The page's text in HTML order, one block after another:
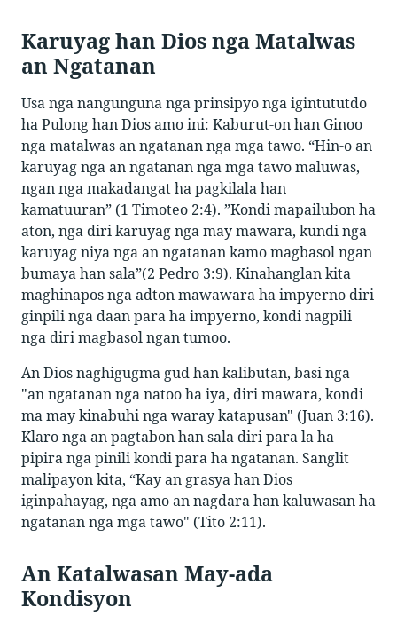
Karuyag han Dios nga Matalwas
an Ngatanan
Usa nga nangunguna nga prinsipyo nga igintututdo
ha Pulong han Dios amo ini: Kaburut-on han Ginoo
nga matalwas an ngatanan nga mga tawo. “Hin-o an
karuyag nga an ngatanan nga mga tawo maluwas,
ngan nga makadangat ha pagkilala han
kamatuuran” (1 Timoteo 2:4). ”Kondi mapailubon ha
aton, nga diri karuyag nga may mawara, kundi nga
karuyag niya nga an ngatanan kamo magbasol ngan
bumaya han sala”(2 Pedro 3:9). Kinahanglan kita
maghinapos nga adton mawawara ha impyerno diri
ginpili nga daan para ha impyerno, kondi nagpili
nga diri magbasol ngan tumoo.
An Dios naghigugma gud han kalibutan, basi nga
"an ngatanan nga natoo ha iya, diri mawara, kondi
ma may kinabuhi nga waray katapusan" (Juan 3:16).
Klaro nga an pagtabon han sala diri para la ha
pipira nga pinili kondi para ha ngatanan. Sanglit
malipayon kita, “Kay an grasya han Dios
iginpahayag, nga amo an nagdara han kaluwasan ha
ngatanan nga mga tawo" (Tito 2:11).
An Katalwasan May-ada
Kondisyon